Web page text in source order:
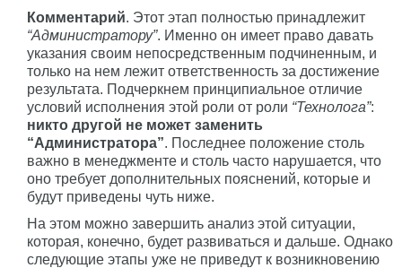
Комментарий. Этот этап полностью принадлежит
“Администратору”. Именно он имеет право давать
указания своим непосредственным подчиненным, и
только на нем лежит ответственность за достижение
результата. Подчеркнем принципиальное отличие
условий исполнения этой роли от роли “Технолога”:
никто другой не может заменить
“Администратора”. Последнее положение столь
важно в менеджменте и столь часто нарушается, что
оно требует дополнительных пояснений, которые и
будут приведены чуть ниже.
На этом можно завершить анализ этой ситуации,
которая, конечно, будет развиваться и дальше. Однако
следующие этапы уже не приведут к возникновению